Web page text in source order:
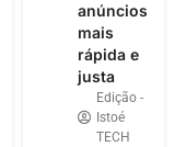
anúncios
mais
rápida e
justa
Edição -
Istoé
TECH